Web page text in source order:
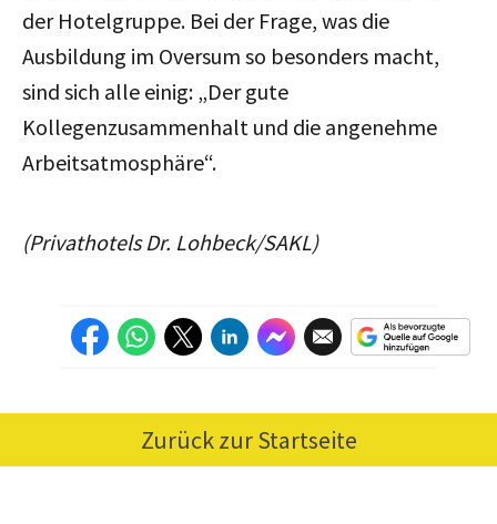
der Hotelgruppe. Bei der Frage, was die
Ausbildung im Oversum so besonders macht,
sind sich alle einig: „Der gute
Kollegenzusammenhalt und die angenehme
Arbeitsatmosphäre“.
(Privathotels Dr. Lohbeck/SAKL)
Zurück zur Startseite